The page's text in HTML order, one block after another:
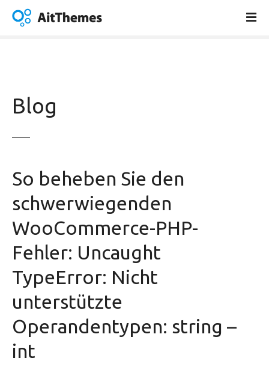
Blog
So beheben Sie den
schwerwiegenden
WooCommerce-PHP-
Fehler: Uncaught
TypeError: Nicht
unterstützte
Operandentypen: string –
int